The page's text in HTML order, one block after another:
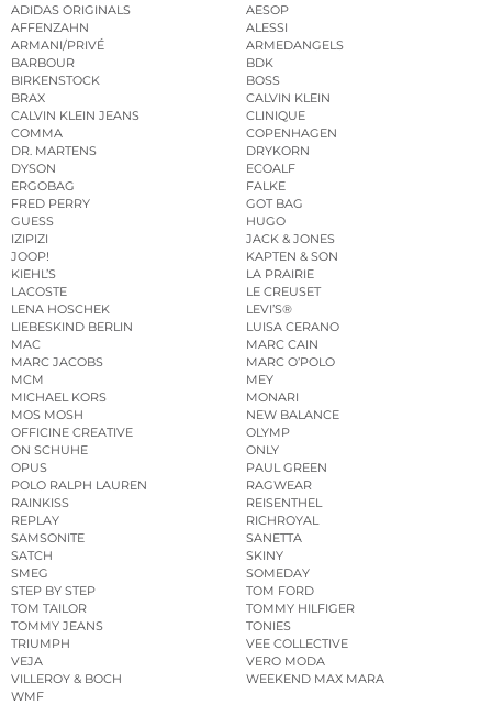
ADIDAS ORIGINALS
AESOP
AFFENZAHN
ALESSI
ARMANI/PRIVÉ
ARMEDANGELS
BARBOUR
BDK
BIRKENSTOCK
BOSS
BRAX
CALVIN KLEIN
CALVIN KLEIN JEANS
CLINIQUE
COMMA
COPENHAGEN
DR. MARTENS
DRYKORN
DYSON
ECOALF
ERGOBAG
FALKE
FRED PERRY
GOT BAG
GUESS
HUGO
IZIPIZI
JACK & JONES
JOOP!
KAPTEN & SON
KIEHL’S
LA PRAIRIE
LACOSTE
LE CREUSET
LENA HOSCHEK
LEVI’S®
LIEBESKIND BERLIN
LUISA CERANO
MAC
MARC CAIN
MARC JACOBS
MARC O’POLO
MCM
MEY
MICHAEL KORS
MONARI
MOS MOSH
NEW BALANCE
OFFICINE CREATIVE
OLYMP
ON SCHUHE
ONLY
OPUS
PAUL GREEN
POLO RALPH LAUREN
RAGWEAR
RAINKISS
REISENTHEL
REPLAY
RICHROYAL
SAMSONITE
SANETTA
SATCH
SKINY
SMEG
SOMEDAY
STEP BY STEP
TOM FORD
TOM TAILOR
TOMMY HILFIGER
TOMMY JEANS
TONIES
TRIUMPH
VEE COLLECTIVE
VEJA
VERO MODA
VILLEROY & BOCH
WEEKEND MAX MARA
WMF